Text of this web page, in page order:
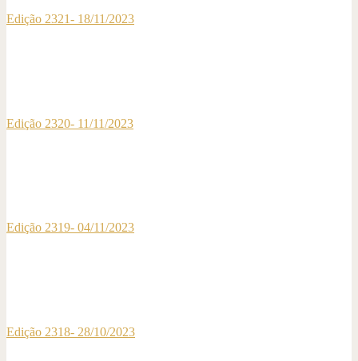
Edição 2321- 18/11/2023
Edição 2320- 11/11/2023
Edição 2319- 04/11/2023
Edição 2318- 28/10/2023